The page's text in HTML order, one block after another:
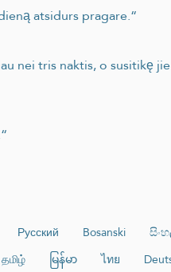
atsidurs pragare.“
nei tris naktis, o susitikę
Русский Bosanski
தமிழ் မြန်မာ ไทย